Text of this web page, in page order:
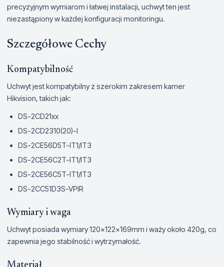
precyzyjnym wymiarom i łatwej instalacji, uchwyt ten jest
niezastąpiony w każdej konfiguracji monitoringu.
Szczegółowe Cechy
Kompatybilność
Uchwyt jest kompatybilny z szerokim zakresem kamer
Hikvision, takich jak:
DS-2CD21xx
DS-2CD2310(20)-I
DS-2CE56D5T-IT1/IT3
DS-2CE56C2T-IT1/IT3
DS-2CE56C5T-IT1/IT3
DS-2CC51D3S-VPIR
Wymiary i waga
Uchwyt posiada wymiary 120×122×169mm i waży około 420g, co
zapewnia jego stabilność i wytrzymałość.